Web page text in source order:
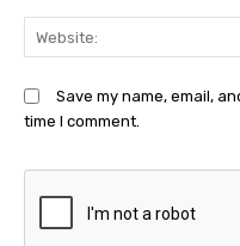
Save my name, email,
time I comment.